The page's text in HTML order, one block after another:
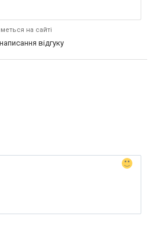
на сайті
відгуку